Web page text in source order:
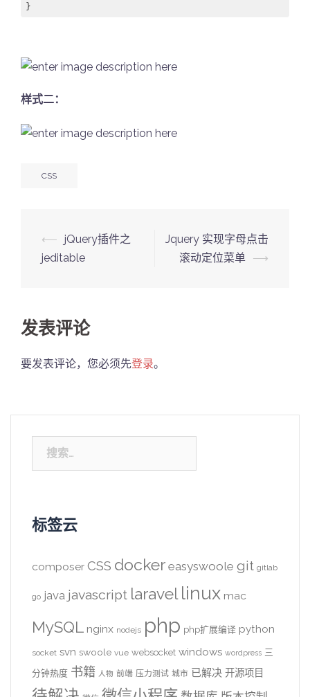
}
样式二：
CSS
Post
navigation
⟵ jQuery插件之
jeditable
Jquery 实现字母点击
滚动定位菜单 ⟶
发表评论
要发表评论，您必须先登录。
标签云
composer CSS docker easyswoole git gitlab
go java javascript laravel linux mac
MySQL nginx nodejs php php扩展编译 python
socket svn swoole vue websocket windows wordpress 三
分钟热度 书籍 人物 前端 压力测试 城市 已解决 开源项目